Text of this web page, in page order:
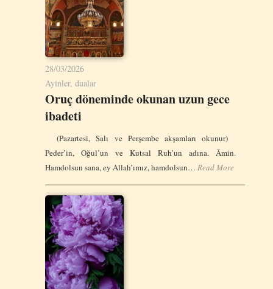
28/03/2026
Ayinler, dualar
Oruç döneminde okunan uzun gece
ibadeti
(Pazartesi, Salı ve Perşembe akşamları okunur)
Peder’in, Oğul’un ve Kutsal Ruh’un adına. Âmin.
Hamdolsun sana, ey Allah’ımız, hamdolsun… Read More